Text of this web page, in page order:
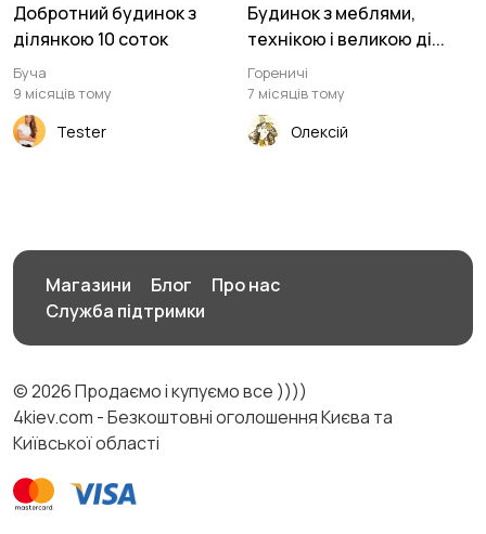
Добротний будинок з
ділянкою 10 соток
Буча
9 місяців тому
Tester
Будинок з меблями,
технікою і великою ді...
Гореничі
7 місяців тому
Олексій
Магазини Блог
Про нас
Служба підтримки
© 2026 Продаємо і купуємо все ))))
4kiev.com - Безкоштовні оголошення Києва та
Київської області